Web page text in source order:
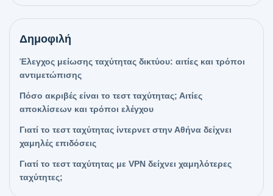
Δημοφιλή
Έλεγχος μείωσης ταχύτητας δικτύου: αιτίες και τρόποι
αντιμετώπισης
Πόσο ακριβές είναι το τεστ ταχύτητας; Αιτίες
αποκλίσεων και τρόποι ελέγχου
Γιατί το τεστ ταχύτητας ίντερνετ στην Αθήνα δείχνει
χαμηλές επιδόσεις
Γιατί το τεστ ταχύτητας με VPN δείχνει χαμηλότερες
ταχύτητες;